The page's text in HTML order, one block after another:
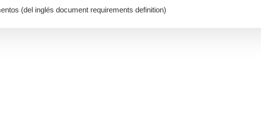
(del inglés document requirements definition)